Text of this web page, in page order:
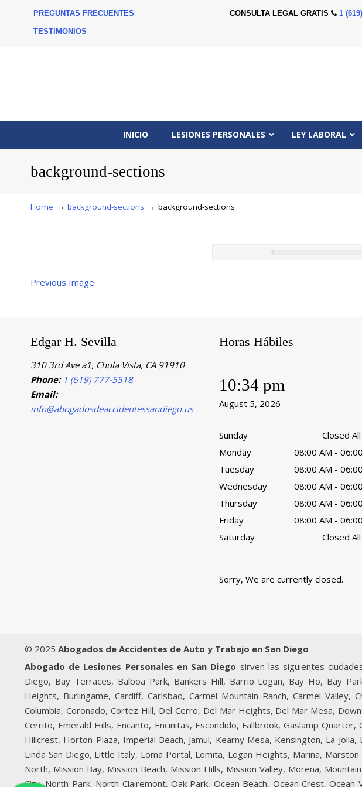
PREGUNTAS FRECUENTES
TESTIMONIOS
CONSULTA LEGAL GRATIS 1
INICIO LESIONES PERSONALES LEY LABORAL
background-sections
Home → background-sections → background-sections
Previous Image
Edgar H. Sevilla
310 3rd Ave a1, Chula Vista, CA 91910
Phone: 1 (619) 777-5518
Email:
info@abogadosdeaccidentessandiego.us
Horas Hábiles
10:34 pm
August 5, 2026
Sunday
Closed
Monday
08:00 AM -
Tuesday
08:00 AM -
Wednesday
08:00 AM -
Thursday
08:00 AM -
Friday
08:00 AM -
Saturday
Closed
Sorry, We are currently closed.
© 2025 Abogados de Accidentes de Auto y Trabajo en San Diego
Abogado de Lesiones Personales en San Diego sirven las siguientes
Diego, Bay Terraces, Balboa Park, Bankers Hill, Barrio Logan, Bay Ho, Bay
Heights, Burlingame, Cardiff, Carlsbad, Carmel Mountain Ranch, Carmel Valley,
Columbia, Coronado, Cortez Hill, Del Cerro, Del Mar Heights, Del Mar Mesa,
Cerrito, Emerald Hills, Encanto, Encinitas, Escondido, Fallbrook, Gaslamp
Hillcrest, Horton Plaza, Imperial Beach, Jamul, Kearny Mesa, Kensington, La Jolla,
Linda San Diego, Little Italy, Loma Portal, Lomita, Logan Heights, Marina,
North, Mission Bay, Mission Beach, Mission Hills, Mission Valley, Morena,
City, North Park, North Clairemont, Oak Park, Ocean Beach, Ocean Crest,